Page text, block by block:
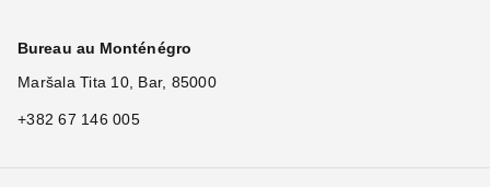
Bureau au Monténégro
Maršala Tita 10, Bar, 85000
+382 67 146 005